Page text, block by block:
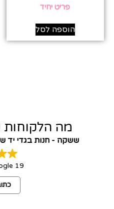
פריט יחיד
הוספה לסל
מה הלקוחות
ששקה - חנות בגדי יד
19 Google ביקורות